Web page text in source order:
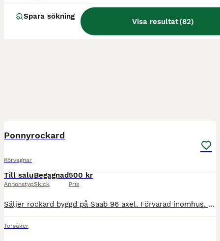
Spara sökning
Visa resultat(82)
Ponnyrockard
Körvagnar
Till salu
Annonstyp
Begagnad
Skick
500 kr
Pris
Säljer rockard byggd på Saab 96 axel. Förvarad inomhus. Punktering på ett däck men ett extra medföljer. Skaklarnas totala längd 155 cm, från mitten av fästöglan ca 135,5 cm. Bredd mellan skaklarna ca
Torsåker